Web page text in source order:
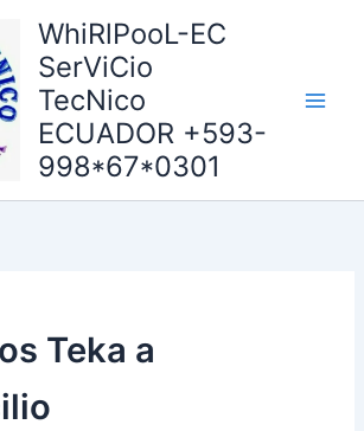
WhiRlPooL-EC
SerViCio
TecNico
ECUADOR +593-
998*67*0301
Teka a